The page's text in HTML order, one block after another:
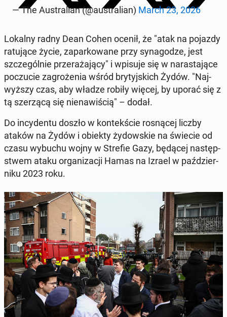
— The Au­stra­lian (@au­stra­lian) March 23, 2026
Lokalny radny Dean Cohen ocenił, że "atak na pojazdy
ra­tu­ją­ce życie, za­par­ko­wa­ne przy sy­na­go­dze, jest
szcze­gól­nie prze­ra­ża­ją­cy" i wpisuje się w na­ra­sta­ją­ce
po­czu­cie za­gro­że­nia wśród bry­tyj­skich Żydów. "Naj­
wyż­szy czas, aby władze robiły więcej, by uporać się z
tą sze­rzą­cą się nie­na­wi­ścią" – dodał.
Do in­cy­den­tu doszło w kon­tek­ście ro­sną­cej liczby
ataków na Żydów i obiekty ży­dow­skie na świecie od
czasu wybuchu wojny w Strefie Gazy, będącej na­stęp­
stwem ataku or­ga­ni­za­cji Hamas na Izrael w paź­dzier­
ni­ku 2023 roku.